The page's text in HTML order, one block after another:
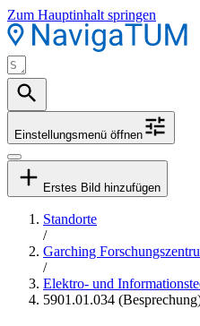
Zum Hauptinhalt springen
Einstellungsmenü öffnen
Erstes Bild hinzufügen
Standorte
/
Garching
/
Elektro- und
5901.01.034